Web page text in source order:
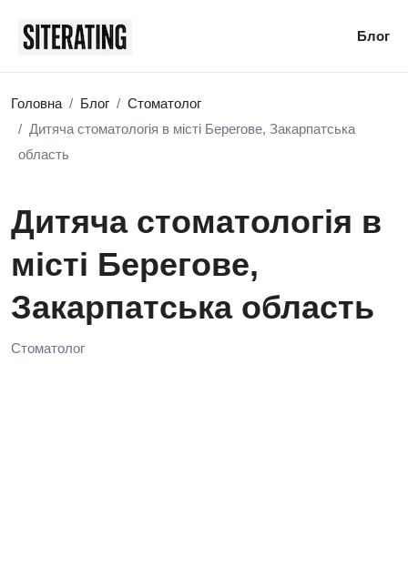
Блог
Головна Блог
Стоматолог
Дитяча стоматологія в місті Берегове, Закарпатська
область
Дитяча стоматологія в
місті Берегове,
Закарпатська область
Стоматолог